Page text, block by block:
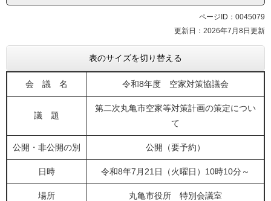
ページID：0045079
更新日：2026年7月8日更新
表のサイズを切り替える
会 議 名 令和8年度 空家対策協議会
議 題
第二次丸亀市空家等対策計画の策定につい
て
公開・非公開の別 公開（要予約）
日時 令和8年7月21日（火曜日）10時10分～
場所 丸亀市役所 特別会議室